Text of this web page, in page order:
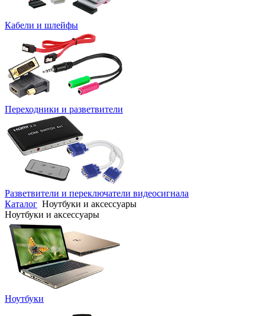
Кабели и шлейфы
Переходники и разветвители
Разветвители и переключатели видеосигнала
Каталог Ноутбуки и аксессуары
Ноутбуки и аксессуары
Ноутбуки